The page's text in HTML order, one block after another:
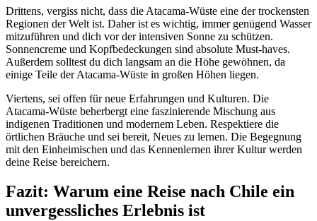
Drittens, vergiss nicht, dass die Atacama-Wüste eine der trockensten
Regionen der Welt ist. Daher ist es wichtig, immer genügend Wasser
mitzuführen und dich vor der intensiven Sonne zu schützen.
Sonnencreme und Kopfbedeckungen sind absolute Must-haves.
Außerdem solltest du dich langsam an die Höhe gewöhnen, da
einige Teile der Atacama-Wüste in großen Höhen liegen.
Viertens, sei offen für neue Erfahrungen und Kulturen. Die
Atacama-Wüste beherbergt eine faszinierende Mischung aus
indigenen Traditionen und modernem Leben. Respektiere die
örtlichen Bräuche und sei bereit, Neues zu lernen. Die Begegnung
mit den Einheimischen und das Kennenlernen ihrer Kultur werden
deine Reise bereichern.
Fazit: Warum eine Reise nach Chile ein
unvergessliches Erlebnis ist